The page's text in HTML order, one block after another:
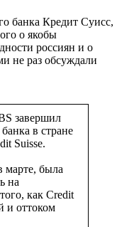
банка Кредит Суисс,
о якобы
россиян и о
не раз обсуждали
завершил
в стране
Suisse.
марте, была
на
как Credit
и оттоком